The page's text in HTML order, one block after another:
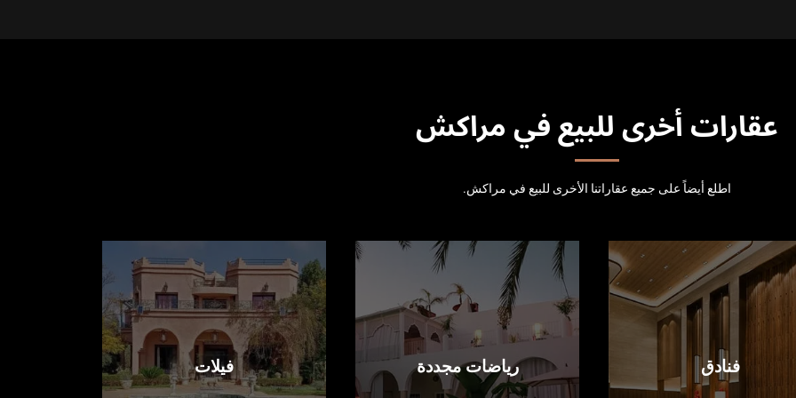
عقارات أخرى للبيع في مراكش
اطلع أيضاً على جميع عقاراتنا الأخرى للبيع في مراكش.
فنادق رياضات مجددة فيلات